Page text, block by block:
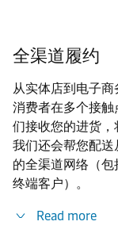
全渠道履约
从实体店到电子
消费者在多个接
们接收您的进货，
我们还会帮您配
的全渠道网络（
终端客户）。
Read more